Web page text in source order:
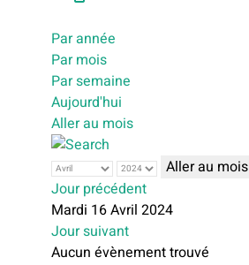
Par année
Par mois
Par semaine
Aujourd'hui
Aller au mois
Aller au mois
Jour précédent
Mardi 16 Avril 2024
Jour suivant
Aucun évènement trouvé